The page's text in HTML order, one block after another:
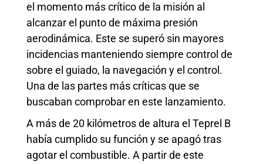
el momento más crítico de la misión al
alcanzar el punto de máxima presión
aerodinámica. Este se superó sin mayores
incidencias manteniendo siempre control de
sobre el guiado, la navegación y el control.
Una de las partes más críticas que se
buscaban comprobar en este lanzamiento.
A más de 20 kilómetros de altura el Teprel B
había cumplido su función y se apagó tras
agotar el combustible. A partir de este